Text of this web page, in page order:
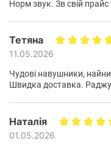
- сенсорне керування;
- з’єднання через
- тривала автономна
- стандарт захисту IP55.
Норм звук. Зв свій прайс
Тетяна
11.05.2026
Чудові навушники,
Швидка доставка.
Наталія
01.05.2026